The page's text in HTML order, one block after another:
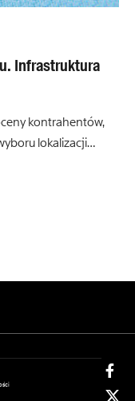
Infrastruktura
kontrahentów,
lokalizacji…